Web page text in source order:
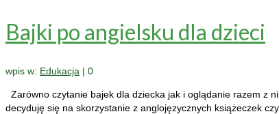
Bajki po angielsku dla dzieci
wpis w: Edukacja | 0
Zarówno czytanie bajek dla dziecka jak i oglądanie razem z
decyduję się na skorzystanie z anglojęzycznych książeczek